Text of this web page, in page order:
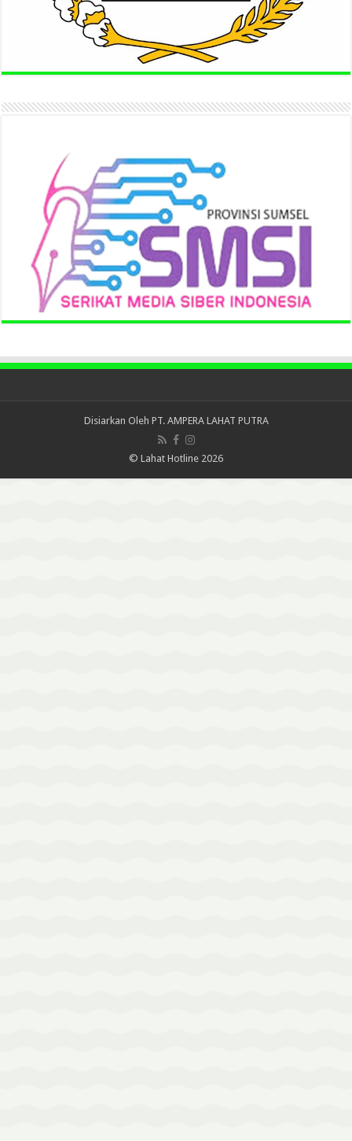
Disiarkan Oleh PT. AMPERA LAHAT PUTRA
© Lahat Hotline 2026